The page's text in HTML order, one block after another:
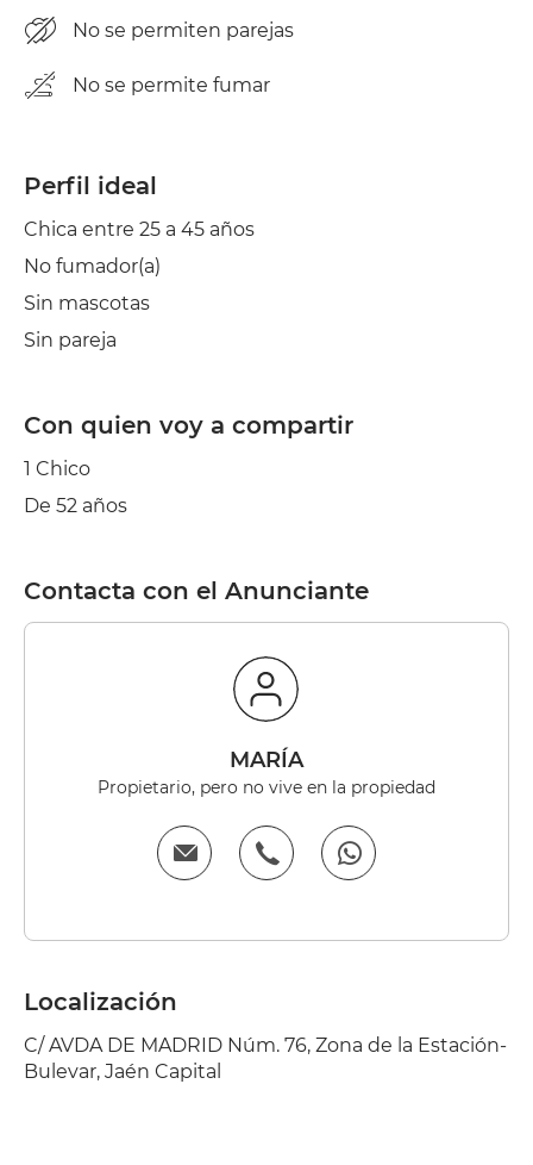
No se permiten parejas
No se permite fumar
Perfil ideal
Chica entre 25 a 45 años
No fumador(a)
Sin mascotas
Sin pareja
Con quien voy a compartir
1 Chico
De 52 años
Contacta con el Anunciante
MARÍA
Propietario, pero no vive en la propiedad
Localización
C/ AVDA DE MADRID Núm. 76, Zona de la Estación-
Bulevar, Jaén Capital